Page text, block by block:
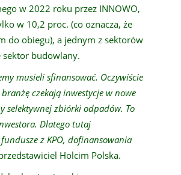
w 2022 roku przez INNOWO,
w 10,2 proc. (co oznacza, że
do obiegu), a jednym z sektorów
sektor budowlany.
musieli sfinansować. Oczywiście
czekają inwestycje w nowe
selektywnej zbiórki odpadów. To
Dlatego tutaj
z KPO, dofinansowania
Holcim Polska.